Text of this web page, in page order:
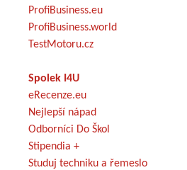
ProfiBusiness.eu
ProfiBusiness.world
TestMotoru.cz
Spolek I4U
eRecenze.eu
Nejlepší nápad
Odborníci Do Škol
Stipendia +
Studuj techniku a řemeslo